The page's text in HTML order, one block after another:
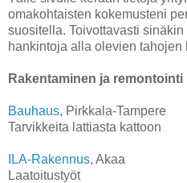
omakohtaisten kokemusteni
suositella. Toivottavasti
hankintoja alla olevien tahojen
Rakentaminen ja remontointi
Bauhaus, Pirkkala-Tampere
Tarvikkeita lattiasta kattoon
ILA-Rakennus, Akaa
Laatoitustyöt